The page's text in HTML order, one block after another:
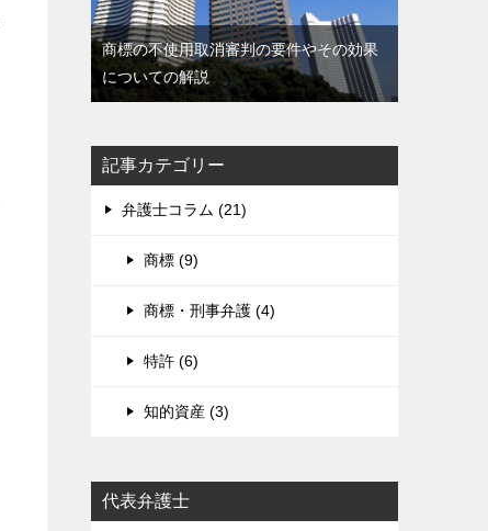
商標の不使用取消審判の要件やその効果
についての解説
記事カテゴリー
弁護士コラム (21)
商標 (9)
商標・刑事弁護 (4)
特許 (6)
知的資産 (3)
代表弁護士